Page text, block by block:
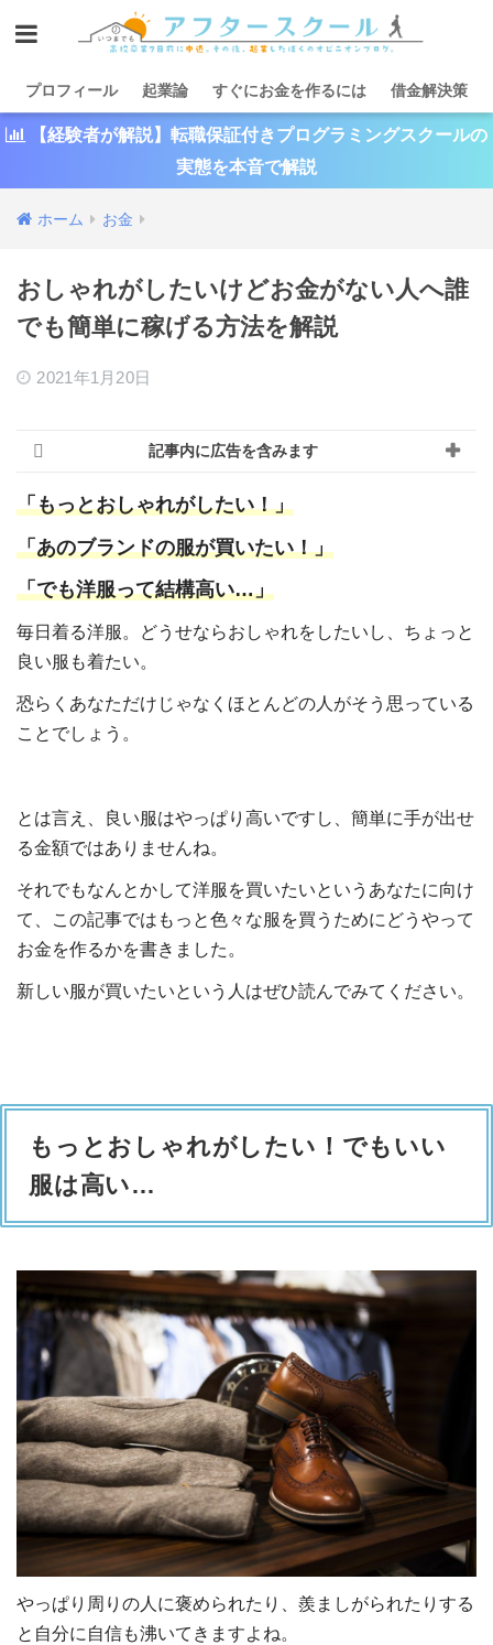
プロフィール 起業論 すぐにお金を作るには 借金解決策
【経験者が解説】転職保証付きプログラミングスクールの
実態を本音で解説
ホーム お金
おしゃれがしたいけどお金がない人へ誰
でも簡単に稼げる方法を解説
2021年1月20日
記事内に広告を含みます
「もっとおしゃれがしたい！」
「あのブランドの服が買いたい！」
「でも洋服って結構高い…」
毎日着る洋服。どうせならおしゃれをしたいし、ちょっと
良い服も着たい。
恐らくあなただけじゃなくほとんどの人がそう思っている
ことでしょう。
とは言え、良い服はやっぱり高いですし、簡単に手が出せ
る金額ではありませんね。
それでもなんとかして洋服を買いたいというあなたに向け
て、この記事ではもっと色々な服を買うためにどうやって
お金を作るかを書きました。
新しい服が買いたいという人はぜひ読んでみてください。
もっとおしゃれがしたい！でもいい
服は高い…
やっぱり周りの人に褒められたり、羨ましがられたりする
と自分に自信も沸いてきますよね。